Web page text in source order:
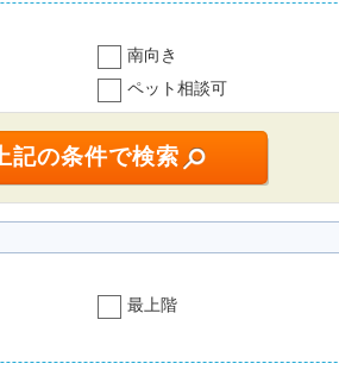
南向き
ペット相談可
最上階